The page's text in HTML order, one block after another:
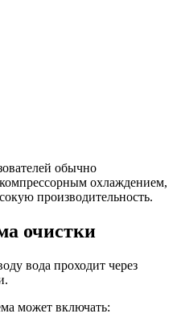
обычно
охлаждением,
производительность.
очистки
вода проходит через
может включать: